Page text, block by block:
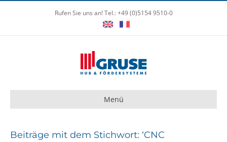
Rufen Sie uns an! Tel.: +49 (0)5154 9510-0
Menü
Beiträge mit dem Stichwort: ‘CNC